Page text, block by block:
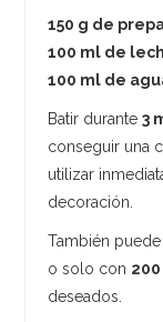
150 g de
100 ml de
100 ml de
Batir durante3
conseguir una
utilizar
decoración.
También
o solo con
deseados.